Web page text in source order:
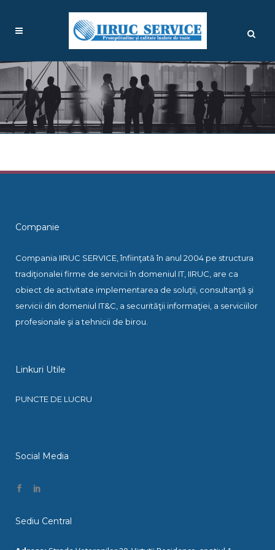
Companie
Compania IIRUC SERVICE, înfiinţată în anul 2004 pe structura
tradiţionalei firme de servicii în domeniul IT, IIRUC, are ca
obiect de activitate implementarea de soluţii, consultanţă şi
servicii din domeniul IT&C, a securităţii informaţiei, a serviciilor
profesionale şi a tehnicii de birou.
Linkuri Utile
PUNCTE DE LUCRU
Social Media
Sediu Central